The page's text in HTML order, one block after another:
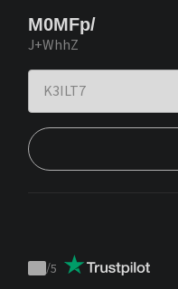
M0MFp/
J+WhhZ
Trustpilot
/5